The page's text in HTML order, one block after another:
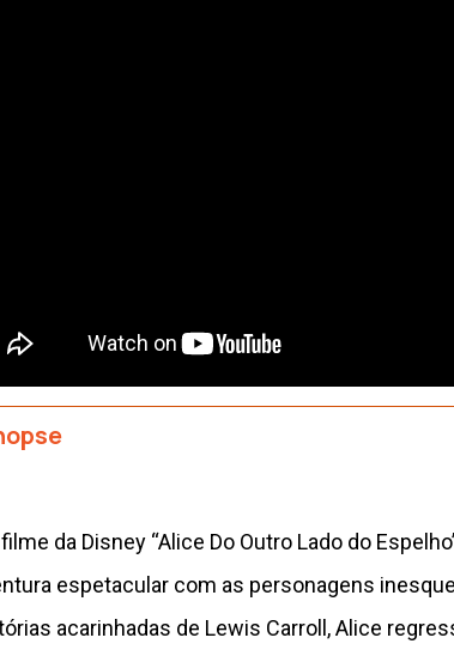
da Disney “Alice Do Outro Lado do
espetacular com as personagens
acarinhadas de Lewis Carroll, Alice